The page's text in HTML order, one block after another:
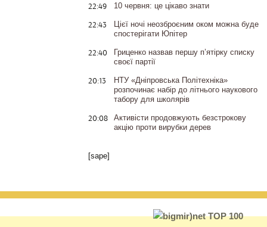
22:49 10 червня: це цікаво знати
22:43
Цієї ночі неозброєним оком можна буде
спостерігати Юпітер
22:40
Гриценко назвав першу п’ятірку списку
своєї партії
20:13
НТУ «Дніпровська Політехніка»
розпочинає набір до літнього наукового
табору для школярів
20:08
Активісти продовжують безстрокову
акцію проти вирубки дерев
[sape]